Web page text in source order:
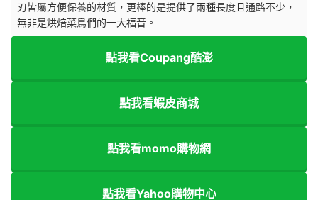
刃皆屬方便保養的材質，更棒的是提供了兩種長度且通路不少，
無非是烘焙菜鳥們的一大福音。
點我看Coupang酷澎
點我看蝦皮商城
點我看momo購物網
點我看Yahoo購物中心